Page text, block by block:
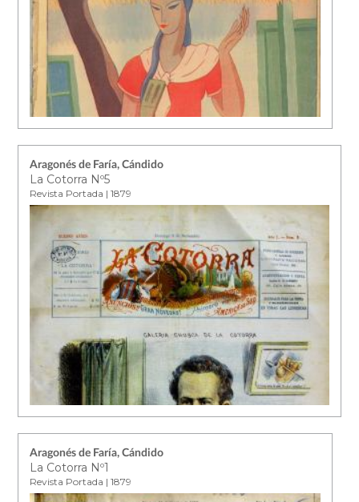
Aragonés de Faría, Cándido
La Cotorra Nº5
Revista Portada | 1879
Aragonés de Faría, Cándido
La Cotorra Nº1
Revista Portada | 1879